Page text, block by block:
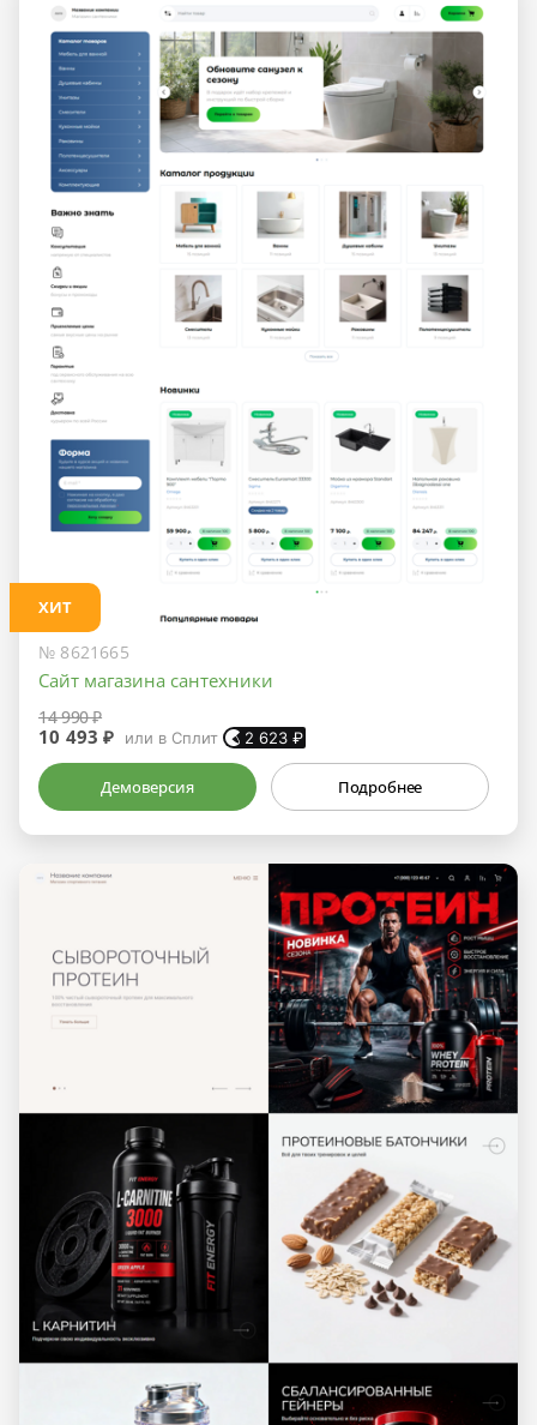
ХИТ
№ 8621665
Сайт магазина сантехники
14 990 ₽
10 493 ₽ или в Сплит 2 623₽
Демоверсия Подробнее